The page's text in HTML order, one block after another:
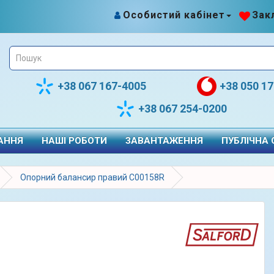
Особистий кабінет
+38 067 167-4005
+38 050
+38 067 254-0200
НАШІ РОБОТИ ЗАВАНТАЖЕННЯ ПУБЛІЧНА
Опорний балансир правий С00158R